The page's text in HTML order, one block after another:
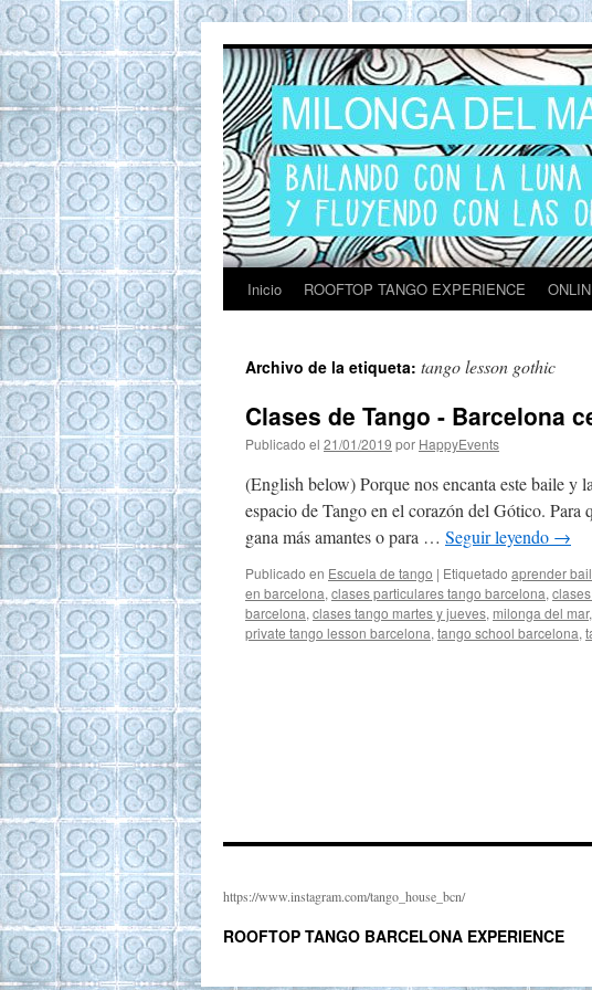
ROOFTOP TANGO
Tango en Barcelona. Clases de Tango en
Barcelona. Show Tango. barcelona
experience. Private Tango Lesson. Rooftop
Tango experience Barcelona. Tango
Barcelona
Inicio ROOFTOP TANGO EXPERIENCE
Archivo de la etiqueta: tango lesson gothic
Clases de Tango - Barcelona
Publicado el 21/01/2019 por HappyEvents
(English below) Porque nos encanta este baile y
espacio de Tango en el corazón del Gótico. Para
gana más amantes o para … Seguir leyendo →
Publicado en Escuela de tango | Etiquetado aprender
en barcelona, clases particulares tango barcelona,
barcelona, clases tango martes y jueves, milonga del mar,
private tango lesson barcelona, tango school barcelona,
https://www.instagram.com/tango_house_bcn/
ROOFTOP TANGO BARCELONA EXPERIENCE